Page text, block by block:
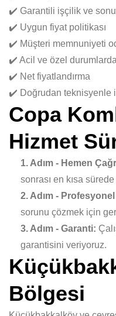
✔️ Garantili işçilik ve
✔️ Uygun fiyat politikası
✔️ Müşteri memnuniyeti
✔️ Acil ve özel durumlarda
✔️ Net fiyatlandırma
✔️ Doğrudan teknisyenle
Copa
Hizmet
1. Adım - Hemen
sonrası en kısa
2. Adım -
sorunu çözmek için
3. Adım - Garanti:
garantisini veriyoruz.
Bölgesi